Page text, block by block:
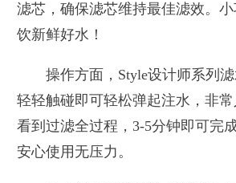
滤芯，确保滤芯维持最佳滤效。
饮新鲜好水！
操作方面，Style设计师系列滤
轻轻触碰即可轻松弹起注水，非
看到过滤全过程，3-5分钟即可完
安心使用无压力。